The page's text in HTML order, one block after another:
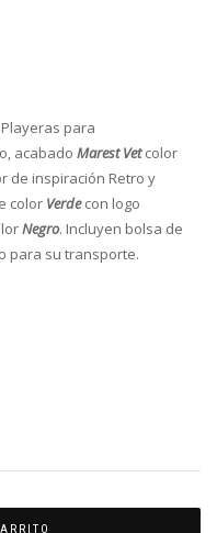
para
acabado Marest Vetcolor
de inspiración Retro y
color Verdecon logo
Negro. Incluyen bolsa de
para su transporte.